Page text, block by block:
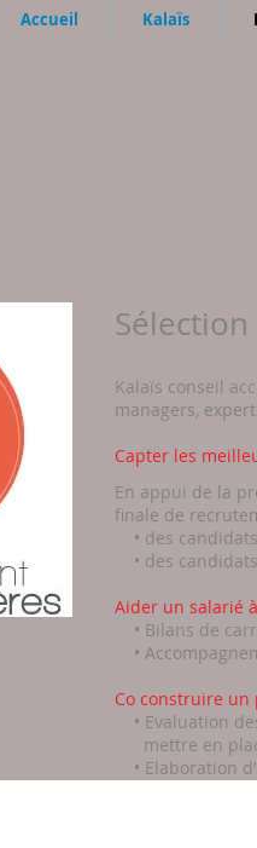
Accueil Kalaïs
Kalaïs conseil
managers,
Capter les
En appui de la
finale de
• des
• des
Aider un salarié
• Bilans de
•
Co construire
• Evaluation
mettre en
• Elaboration